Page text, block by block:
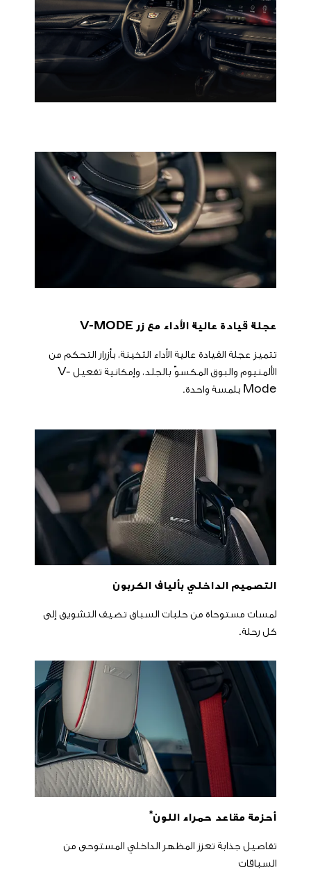
عجلة قيادة عالية الأداء مع زر V-MODE
تتميز عجلة القيادة عالية الأداء الثخينة، بأزرار التحكم من
الألمنيوم والبوق المكسوّ بالجلد، وإمكانية تفعيل V-
Mode بلمسة واحدة.
التصميم الداخلي بألياف الكربون
لمسات مستوحاة من حلبات السباق تضيف التشويق إلى
كل رحلة.
أحزمة مقاعد حمراء اللون *
تفاصيل جذابة تعزز المظهر الداخلي المستوحى من
السباقات